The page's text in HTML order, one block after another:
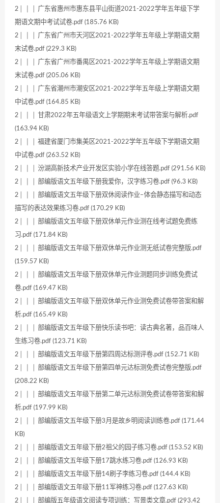
2│ │ │ 广东省惠州市惠东县平山街道2021-2022学年五年级下学
期语文期中考试试卷.pdf (185.76 KB)
2│ │ │ 广东省广州市天河区2021-2022学年五年级上学期语文期
末试卷.pdf (229.3 KB)
2│ │ │ 广东省广州市番禺区2021-2022学年五年级上学期语文期
末试卷.pdf (205.06 KB)
2│ │ │ 广东省潮州市潮安区2021-2022学年五年级上学期语文期
中试卷.pdf (164.85 KB)
2│ │ │ 甘肃2022年五年级语文上学期期末考试带答案与解析.pdf
(163.94 KB)
2│ │ │ 福建省厦门市集美区2021-2022学年五年级下学期语文期
中试卷.pdf (263.52 KB)
2│ │ │ 汾湖高新技术产业开发区实验小学在线答题.pdf (291.56 KB)
2│ │ │ 部编版语文五年级下册我爱你，汉字练习卷.pdf (96.3 KB)
2│ │ │ 部编版语文五年级下册双休阅读作业–体会静态描写和动态
描写的表达效果练习卷.pdf (170.29 KB)
2│ │ │ 部编版语文五年级下册双休单元作业测在线考试题免费练
习.pdf (171.84 KB)
2│ │ │ 部编版语文五年级下册双休单元作业测无纸试卷完整版.pdf
(159.57 KB)
2│ │ │ 部编版语文五年级下册双休单元作业测题同步训练免费试
卷.pdf (169.47 KB)
2│ │ │ 部编版语文五年级下册双休单元作业测免费试卷带答案和解
析.pdf (165.49 KB)
2│ │ │ 部编版语文五年级下册快乐读书吧：读古典名著，品百味人
生练习卷.pdf (123.71 KB)
2│ │ │ 部编版语文五年级下册第四周达标测评卷.pdf (152.71 KB)
2│ │ │ 部编版语文五年级下册第四单元达标测免费试卷完整版.pdf
(208.22 KB)
2│ │ │ 部编版语文五年级下册第二单元达标测免费试卷带答案和解
析.pdf (197.99 KB)
2│ │ │ 部编版语文五年级下册3月是故乡明阅读训练卷.pdf (171.44
KB)
2│ │ │ 部编版语文五年级下册2祖父的园子练习卷.pdf (153.52 KB)
2│ │ │ 部编版语文五年级下册17跳水练习卷.pdf (126.93 KB)
2│ │ │ 部编版语文五年级下册14刷子李练习卷.pdf (144.4 KB)
2│ │ │ 部编版语文五年级下册11军神练习卷.pdf (127.63 KB)
2│ │ │ 部编版五年级语文阅读专项训练：写景类文章.pdf (293.42